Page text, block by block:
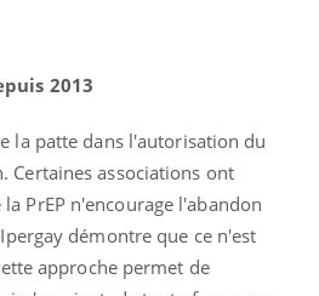
2013
la patte dans l'autorisation du
Certaines associations ont
PrEP n'encourage l'abandon
démontre que ce n'est
approche permet de